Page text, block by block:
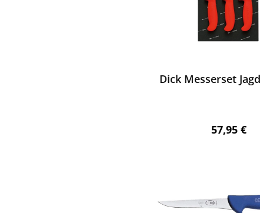
Dick Messerset
Regulärer
57,95 €